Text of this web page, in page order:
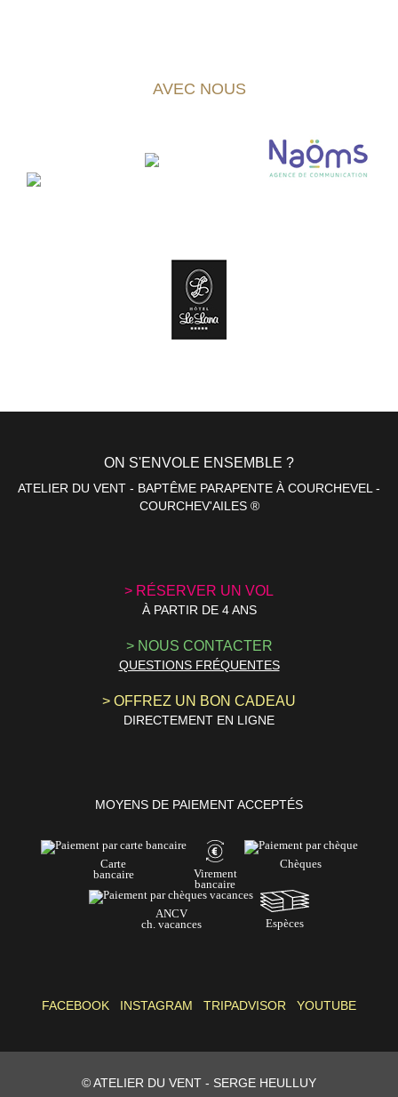
AVEC NOUS
ON S'ENVOLE ENSEMBLE ?
ATELIER DU VENT - BAPTÊME PARAPENTE À COURCHEVEL -
COURCHEV'AILES ®
> RÉSERVER UN VOL
À PARTIR DE 4 ANS
> NOUS CONTACTER
QUESTIONS FRÉQUENTES
> OFFREZ UN BON CADEAU
DIRECTEMENT EN LIGNE
MOYENS DE PAIEMENT ACCEPTÉS
Carte
bancaire
Virement
bancaire
Chèques
ANCV
ch. vacances
Espèces
FACEBOOK INSTAGRAM TRIPADVISOR YOUTUBE
© ATELIER DU VENT - SERGE HEULLUY